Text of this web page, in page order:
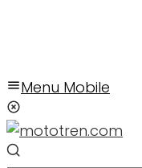
Menu Mobile